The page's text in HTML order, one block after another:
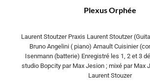
Plexus Orphée
Laurent Stoutzer Praxis Laurent Stoutzer
Bruno Angelini ( piano) Arnault Cuisinier
Isenmann (batterie) Enregistré les 1, 2 et 3
studio Bopcity par Max Jesion ; mixé par Max
Laurent Stouzer